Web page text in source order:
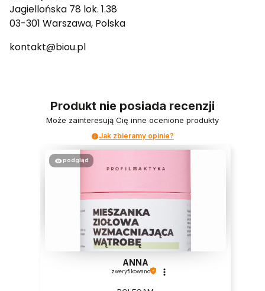
Jagiellońska 78 lok. 1.38
03-301 Warszawa, Polska
kontakt@biou.pl
Produkt nie posiada recenzji
Może zainteresują Cię inne ocenione produkty
Jak zbieramy opinie?
podgląd
ANNA
zweryfikowano